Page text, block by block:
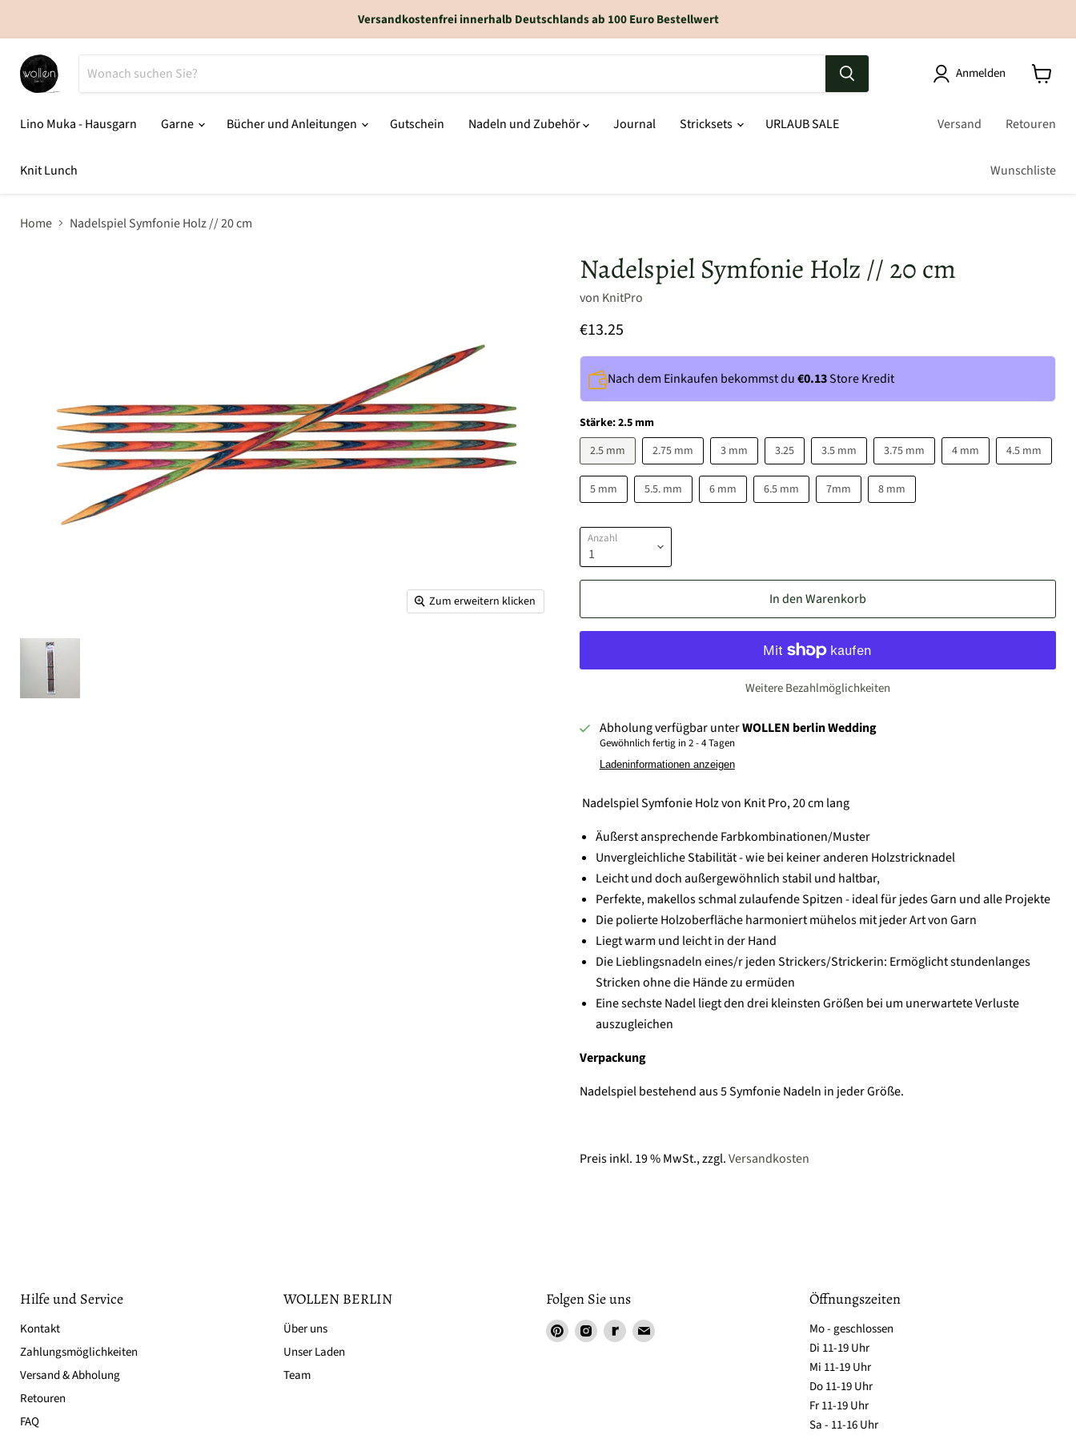
Versandkostenfrei innerhalb Deutschlands ab 100 Euro Bestellwert
Anmelden
Lino Muka - Hausgarn Garne Bücher und Anleitungen Gutschein Nadeln und Zubehör Journal Stricksets URLAUB SALE
Knit Lunch
Versand Retouren
Wunschliste
Home Nadelspiel Symfonie Holz // 20 cm
Zum erweitern klicken
Nadelspiel Symfonie Holz // 20 cm
von KnitPro
€13.25
Nach dem Einkaufen bekommst du€0.13Store Kredit
Stärke:2.5 mm
2.5 mm
2.75 mm 3 mm 3.25 3.5 mm 3.75 mm 4 mm 4.5 mm
5 mm 5.5. mm 6 mm 6.5 mm 7mm 8 mm
Anzahl
In den Warenkorb
Weitere Bezahlmöglichkeiten
Abholung verfügbar unterWOLLEN berlin Wedding
Gewöhnlich fertig in 2 - 4 Tagen
Ladeninformationen anzeigen
Nadelspiel Symfonie Holz von Knit Pro, 20 cm lang
Äußerst ansprechende Farbkombinationen/Muster
Unvergleichliche Stabilität - wie bei keiner anderen Holzstricknadel
Leicht und doch außergewöhnlich stabil und haltbar,
Perfekte, makellos schmal zulaufende Spitzen - ideal für jedes Garn und alle Projekte
Die polierte Holzoberfläche harmoniert mühelos mit jeder Art von Garn
Liegt warm und leicht in der Hand
Die Lieblingsnadeln eines/r jeden Strickers/Strickerin: Ermöglicht stundenlanges
Stricken ohne die Hände zu ermüden
Eine sechste Nadel liegt den drei kleinsten Größen bei um unerwartete Verluste
auszugleichen
Verpackung
Nadelspiel bestehend aus 5 Symfonie Nadeln in jeder Größe.
Preis inkl. 19 % MwSt., zzgl.Versandkosten
Hilfe und Service
Kontakt
Zahlungsmöglichkeiten
Versand & Abholung
Retouren
FAQ
WOLLEN BERLIN
Über uns
Unser Laden
Team
Folgen Sie uns Öffnungszeiten
Mo - geschlossen
Di 11-19 Uhr
Mi 11-19 Uhr
Do 11-19 Uhr
Fr 11-19 Uhr
Sa - 11-16 Uhr